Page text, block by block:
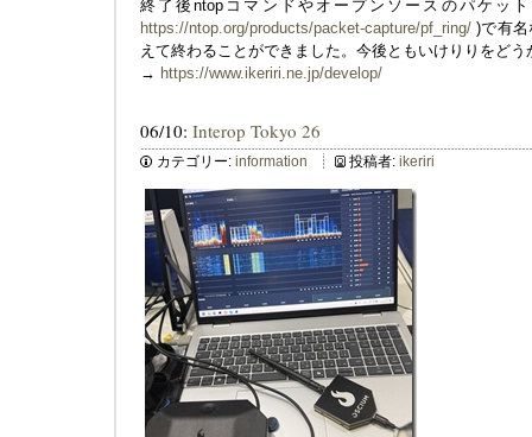
終了後ntopコマンドやオープンソースのパケッ
https://ntop.org/products/packet-capture/pf_ring/ )で有名
えて終わることができました。今後ともいけりりをど
→ https://www.ikeriri.ne.jp/develop/
06/10: Interop Tokyo 26
カテゴリー: information 投稿者: ikeriri